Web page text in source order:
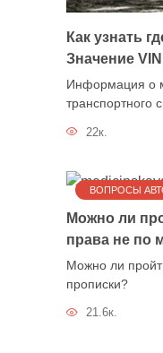
Как узнать
Значение
Информация о
транспортного
22к.
ВОПРОСЫ
Можно ли
права не по
Можно ли
прописки?
21.6к.